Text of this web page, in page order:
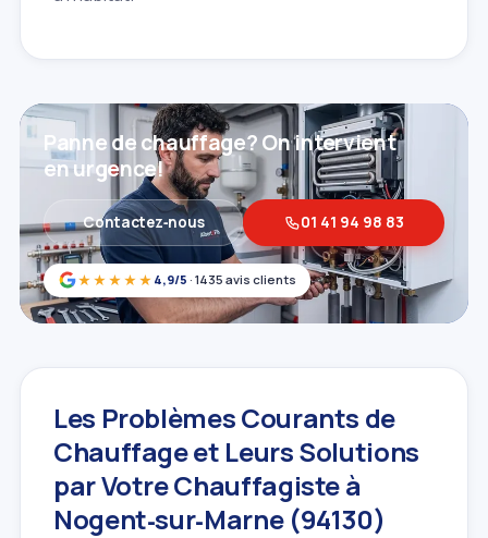
★★★★★ 4,9/5 · 1435 avis clients
Panne de chauffage? On intervient
en urgence!
Contactez‑nous 01 41 94 98 83
Les Problèmes Courants de
Chauffage et Leurs Solutions
par Votre Chauffagiste à
Nogent‑sur‑Marne (94130)